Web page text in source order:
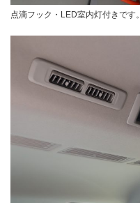
点滴フック・LED室内灯付きです。